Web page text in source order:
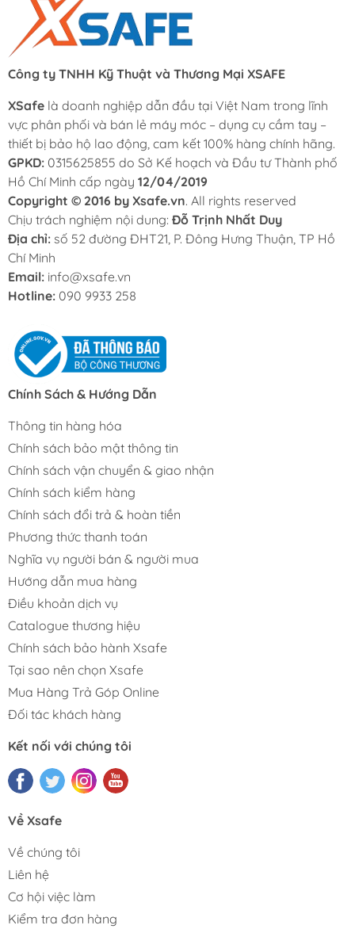
Công ty TNHH Kỹ Thuật và Thương Mại XSAFE
XSafe là doanh nghiệp dẫn đầu tại Việt Nam trong lĩnh
vực phân phối và bán lẻ máy móc – dụng cụ cầm tay –
thiết bị bảo hộ lao động, cam kết 100% hàng chính hãng.
GPKD: 0315625855 do Sở Kế hoạch và Đầu tư Thành phố
Hồ Chí Minh cấp ngày 12/04/2019
Copyright © 2016 by Xsafe.vn. All rights reserved
Chịu trách nghiệm nội dung: Đỗ Trịnh Nhất Duy
Địa chỉ: số 52 đường ĐHT21, P. Đông Hưng Thuận, TP Hồ
Chí Minh
Email: info@xsafe.vn
Hotline: 090 9933 258
Chính Sách & Hướng Dẫn
Thông tin hàng hóa
Chính sách bảo mật thông tin
Chính sách vận chuyển & giao nhận
Chính sách kiểm hàng
Chính sách đổi trả & hoàn tiền
Phương thức thanh toán
Nghĩa vụ người bán & người mua
Hướng dẫn mua hàng
Điều khoản dịch vụ
Catalogue thương hiệu
Chính sách bảo hành Xsafe
Tại sao nên chọn Xsafe
Mua Hàng Trả Góp Online
Đối tác khách hàng
Kết nối với chúng tôi
Về Xsafe
Về chúng tôi
Liên hệ
Cơ hội việc làm
Kiểm tra đơn hàng